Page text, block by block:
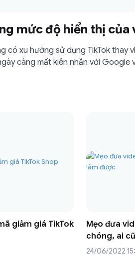
mức độ hiển thị của
có xu hướng sử dụng TikTok thay
càng mất kiên nhẫn với
giảm giá TikTok
Mẹo đưa
chóng, ai
24/06/2022